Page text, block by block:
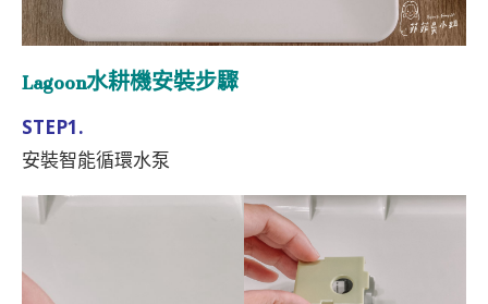
Lagoon水耕機安裝步驟
STEP1.
安裝智能循環水泵